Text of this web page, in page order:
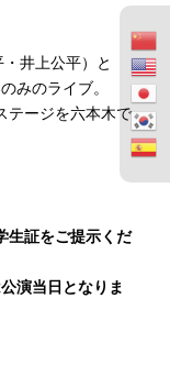
井上公平）と
みのライブ。
テージを六本木で
生証をご提示くだ
演当日となりま